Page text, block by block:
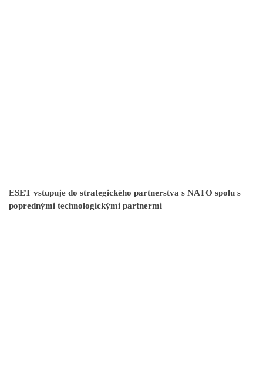
ESET vstupuje do strategického partnerstva s NATO spolu s
poprednými technologickými partnermi